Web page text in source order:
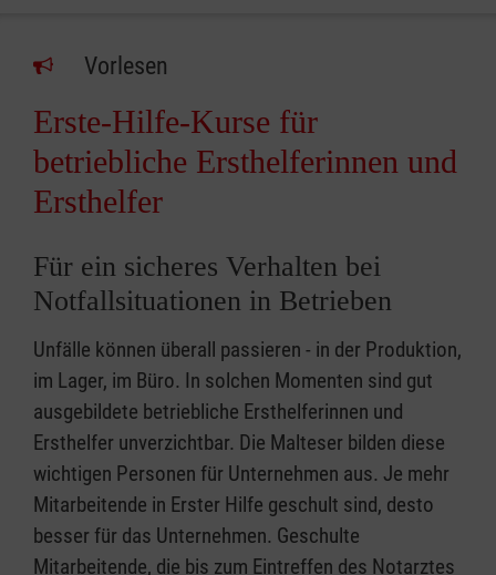
Vorlesen
Erste-Hilfe-Kurse für
betriebliche Ersthelferinnen und
Ersthelfer
Für ein sicheres Verhalten bei
Notfallsituationen in Betrieben
Unfälle können überall passieren - in der Produktion,
im Lager, im Büro. In solchen Momenten sind gut
ausgebildete betriebliche Ersthelferinnen und
Ersthelfer unverzichtbar. Die Malteser bilden diese
wichtigen Personen für Unternehmen aus. Je mehr
Mitarbeitende in Erster Hilfe geschult sind, desto
besser für das Unternehmen. Geschulte
Mitarbeitende, die bis zum Eintreffen des Notarztes